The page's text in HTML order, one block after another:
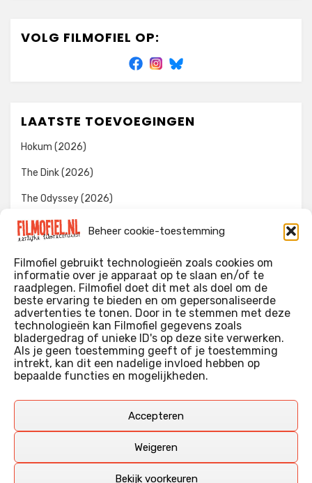
Beheer cookie-toestemming
Filmofiel gebruikt technologieën zoals cookies om
informatie over je apparaat op te slaan en/of te
raadplegen. Filmofiel doet dit met als doel om de
beste ervaring te bieden en om gepersonaliseerde
advertenties te tonen. Door in te stemmen met deze
technologieën kan Filmofiel gegevens zoals
bladergedrag of unieke ID's op deze site verwerken.
Als je geen toestemming geeft of je toestemming
intrekt, kan dit een nadelige invloed hebben op
bepaalde functies en mogelijkheden.
Accepteren
Weigeren
Bekijk voorkeuren
VOLG FILMOFIEL OP:
LAATSTE TOEVOEGINGEN
Hokum (2026)
The Dink (2026)
The Odyssey (2026)
Evil Dead Burn (2026)
WIE IK BEN…?
Ik ben ooit begonnen met m’n recensies omdat ik zoveel
films keek dat ik af en toe niet meer wist welke ik nu wel of
niet gezien had. Ik ben een filmliefhebber, heb als hobby nog
erg lang in een videotheek gewerkt, en heb als coproducent
Deze recensies zijn dan ook vooral vrij pretentieloze
aangevuld met een groeiende kennis over de kunde én de
kunst van het maken van film.